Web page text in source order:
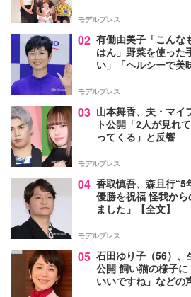
モデルプレス
02 有働由美子「こんな
はん」野菜を使った
い」「ヘルシーで美
モデルプレス
03 山本舞香、夫・マイ
ト公開「2人が見れ
ってくる」と反響
モデルプレス
04 香取慎吾、森且行“5
優勝を祝福 怪我か
ました」【全文】
モデルプレス
05 石田ゆり子（56）、
公開 飼い猫の様子
いいですね」などの